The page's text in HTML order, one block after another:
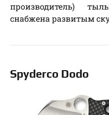
производитель)
снабжена развитым
Spyderco Dodo